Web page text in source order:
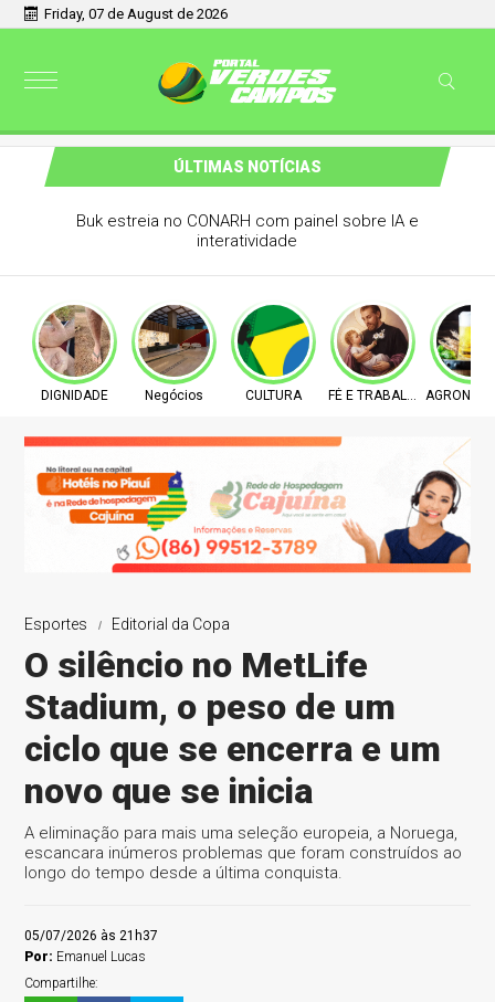
Friday, 07 de August de 2026
ÚLTIMAS NOTÍCIAS
Retiradas da poupança superam depósitos em R$ 7,15
bilhões em julho
DIGNIDADE Negócios CULTURA FÉ E TRABALHO
Esportes Editorial da Copa
O silêncio no MetLife
Stadium, o peso de um
ciclo que se encerra e um
novo que se inicia
A eliminação para mais uma seleção europeia, a Noruega,
escancara inúmeros problemas que foram construídos ao
longo do tempo desde a última conquista.
05/07/2026 às 21h37
Por: Emanuel Lucas
Compartilhe: